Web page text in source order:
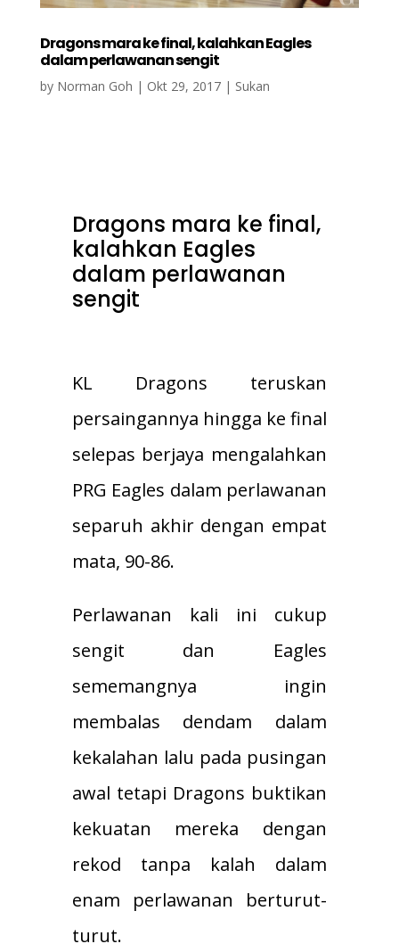
Dragons mara ke final, kalahkan Eagles
dalam perlawanan sengit
by Norman Goh | Okt 29, 2017| Sukan
Dragons mara ke final,
kalahkan Eagles
dalam perlawanan
sengit
KL Dragons teruskan
persaingannya hingga ke final
selepas berjaya mengalahkan
PRG Eagles dalam perlawanan
separuh akhir dengan empat
mata, 90-86.
Perlawanan kali ini cukup
sengit dan Eagles
sememangnya ingin
membalas dendam dalam
kekalahan lalu pada pusingan
awal tetapi Dragons buktikan
kekuatan mereka dengan
rekod tanpa kalah dalam
enam perlawanan berturut-
turut.